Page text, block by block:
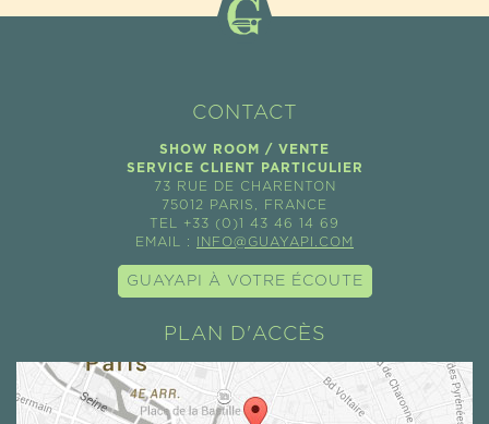
CONTACT
SHOW ROOM / VENTE
SERVICE CLIENT PARTICULIER
73 RUE DE CHARENTON
75012 PARIS, FRANCE
TEL +33 (0)1 43 46 14 69
EMAIL :
INFO@GUAYAPI.COM
GUAYAPI À VOTRE ÉCOUTE
PLAN D'ACCÈS